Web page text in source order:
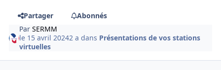
Partager
Abonnés
ParSERMM
le 15 avril 20242 a dans Présentations de vos stations
virtuelles